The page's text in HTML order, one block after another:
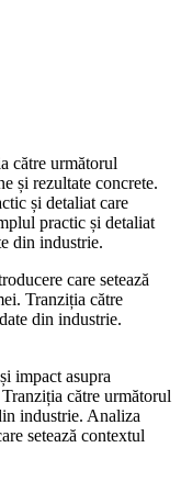
către următorul
și rezultate concrete.
și detaliat care
practic și detaliat
din industrie.
care setează
Tranziția către
din industrie.
impact asupra
către următorul
industrie. Analiza
setează contextul